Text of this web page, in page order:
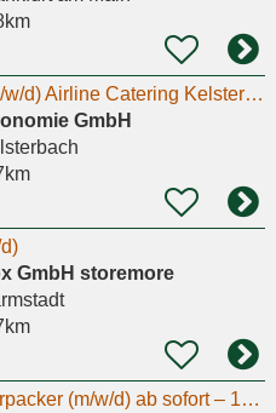
Food Packer (m/w/d) Airline Catering Kelsterbach
GmbH
GmbH storemore
Lagerhelfer / Verpacker (m/w/d) ab sofort – 18,00 € / Std. + Bonus